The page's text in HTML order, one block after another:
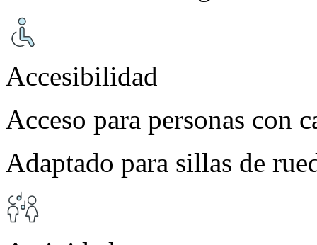
Accesibilidad
Acceso para personas con
Adaptado para sillas de